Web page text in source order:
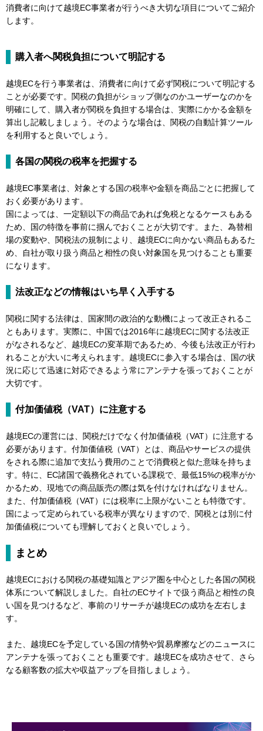
消費者に向けて越境EC事業者が行うべき大切な項目についてご紹介
します。
購入者へ関税負担について明記する
越境ECを行う事業者は、消費者に向けて必ず関税について明記する
ことが必要です。関税の負担がショップ側なのかユーザーなのかを
明確にして、購入者が関税を負担する場合は、実際にかかる金額を
算出し記載しましょう。そのような場合は、関税の自動計算ツール
を利用すると良いでしょう。
各国の関税の税率を把握する
越境EC事業者は、対象とする国の税率や金額を商品ごとに把握して
おく必要があります。
国によっては、一定額以下の商品であれば免税となるケースもある
ため、国の特徴を事前に掴んでおくことが大切です。また、為替相
場の変動や、関税法の規制により、越境ECに向かない商品もあるた
め、自社が取り扱う商品と相性の良い対象国を見つけることも重要
になります。
法改正などの情報はいち早く入手する
関税に関する法律は、国家間の政治的な動機によって改正されるこ
ともあります。実際に、中国では2016年に越境ECに関する法改正
がなされるなど、越境ECの変革期であるため、今後も法改正が行わ
れることが大いに考えられます。越境ECに参入する場合は、国の状
況に応じて迅速に対応できるよう常にアンテナを張っておくことが
大切です。
付加価値税（VAT）に注意する
越境ECの運営には、関税だけでなく付加価値税（VAT）に注意する
必要があります。付加価値税（VAT）とは、商品やサービスの提供
をされる際に追加で支払う費用のことで消費税と似た意味を持ちま
す。特に、EC諸国で義務化されている課税で、最低15%の税率がか
かるため、現地での商品販売の際は気を付けなければなりません。
また、付加価値税（VAT）には税率に上限がないことも特徴です。
国によって定められている税率が異なりますので、関税とは別に付
加価値税についても理解しておくと良いでしょう。
まとめ
越境ECにおける関税の基礎知識とアジア圏を中心とした各国の関税
体系について解説しました。自社のECサイトで扱う商品と相性の良
い国を見つけるなど、事前のリサーチが越境ECの成功を左右しま
す。
また、越境ECを予定している国の情勢や貿易摩擦などのニュースに
アンテナを張っておくことも重要です。越境ECを成功させて、さら
なる顧客数の拡大や収益アップを目指しましょう。